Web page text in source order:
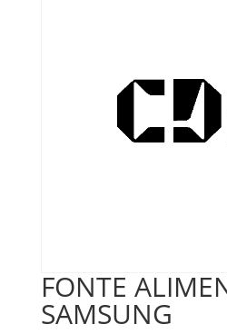
FONTE
SAMSUNG